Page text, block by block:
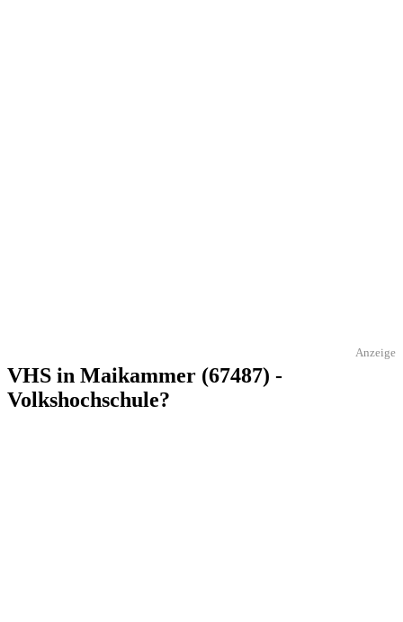
Anzeige
VHS in Maikammer (67487) -
Volkshochschule?